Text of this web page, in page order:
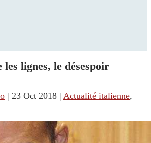
les lignes, le désespoir
| 23 Oct 2018 | Actualité italienne,